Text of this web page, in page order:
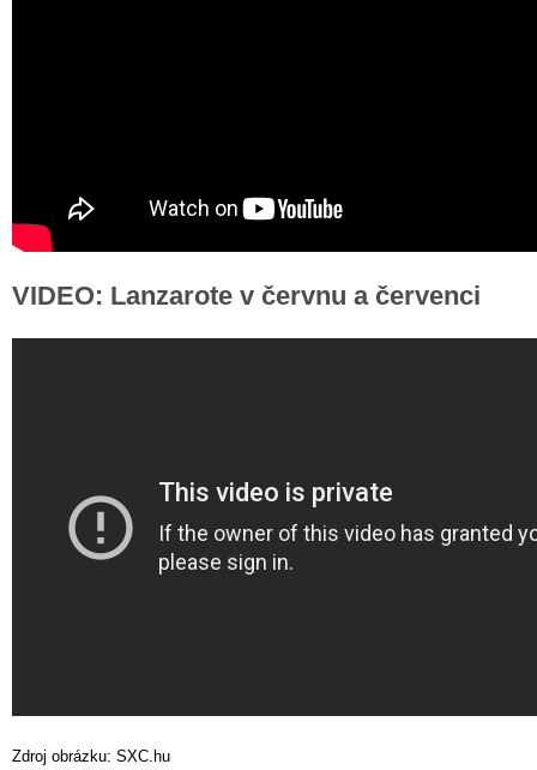
VIDEO: Lanzarote v červnu a červenci
Zdroj obrázku: SXC.hu